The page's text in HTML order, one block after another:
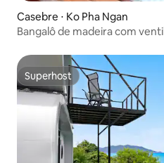
Casebre ⋅ Ko Pha Ngan
Bangalô de madeira com
Superhost
Superhost